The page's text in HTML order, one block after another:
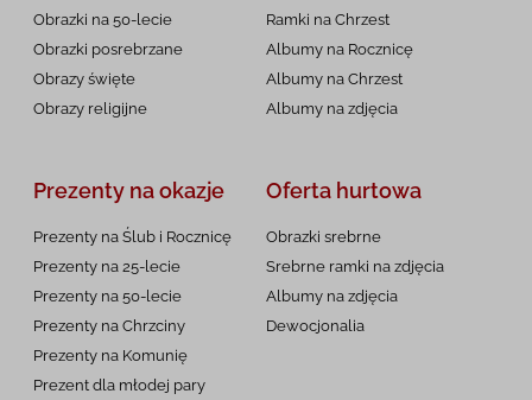
Obrazki na 50-lecie
Obrazki posrebrzane
Obrazy święte
Obrazy religijne
Ramki na Chrzest
Albumy na Rocznicę
Albumy na Chrzest
Albumy na zdjęcia
Prezenty na okazje
Prezenty na Ślub i Rocznicę
Prezenty na 25-lecie
Prezenty na 50-lecie
Prezenty na Chrzciny
Prezenty na Komunię
Prezent dla młodej pary
Oferta hurtowa
Obrazki srebrne
Srebrne ramki na zdjęcia
Albumy na zdjęcia
Dewocjonalia